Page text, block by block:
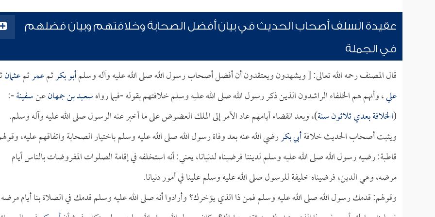
عقيدة السلف أصحاب الحديث في بيان أفضل الصحابة وخلافتهم وبيان فضلهم
في الجملة
قال المصنف رحمه الله تعالى: [ ويشهدون ويعتقدون أن أفضل أصحاب رسول الله صلى الله عليه وآله وسلمأبو بكرثمعمرثمعثمان
علي، وأنهم هم الخلفاء الراشدون الذين ذكر رسول الله صلى الله عليه وسلم خلافتهم بقوله -فيما رواهسعيد بن جمهانعنسفينة-:
(الخلافة بعدي ثلاثون سنة)، وبعد انقضاء أيامهم عاد الأمر إلى الملك العضوض على ما أخبر عنه الرسول صلى الله عليه وآله وسلم.
ويثبت أصحاب الحديث خلافةأبي بكررضي الله عنه بعد وفاة رسول الله صلى الله عليه وسلم باختيار الصحابة واتفاقهم عليه،
قاطبة: رضيه رسول الله صلى الله عليه وسلم لديننا فرضيناه لدنيانا، يعني: أنه استخلفه في إقامة الصلوات المفروضات بالناس أيام
مرضه، وهي الدين، فرضيناه خليفة للرسول صلى الله عليه وسلم علينا في أمور دنيانا.
وقولهم: قدمك رسول الله صلى الله عليه وسلم فمن ذا الذي يؤخرك؟ وأرادوا أنه صلى الله عليه وسلم قدمك في الصلاة بنا أيام مرضه